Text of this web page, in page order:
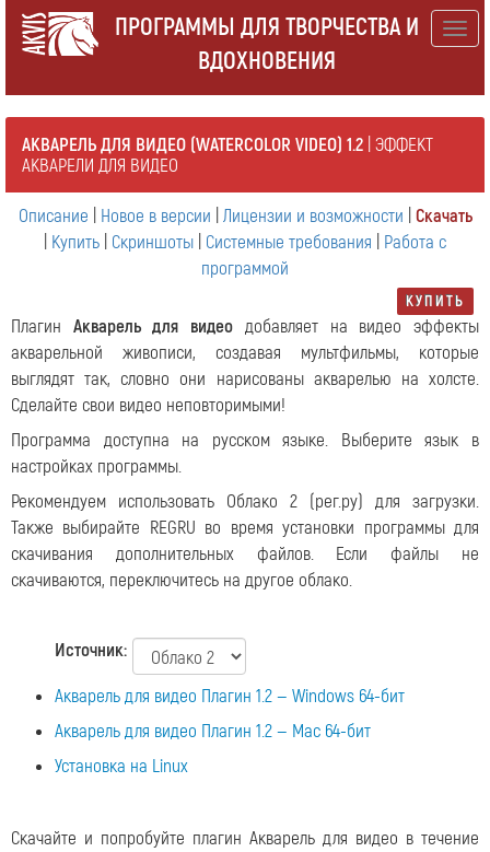
ПРОГРАММЫ ДЛЯ ТВОРЧЕСТВА И
ВДОХНОВЕНИЯ
АКВАРЕЛЬ ДЛЯ ВИДЕО (WATERCOLOR VIDEO) 1.2 | ЭФФЕКТ
АКВАРЕЛИ ДЛЯ ВИДЕО
Описание Новое в версии Лицензии и возможности Скачать
Купить Скриншоты Системные требования
Работа с
программой
КУПИТЬ
Плагин Акварель для видео добавляет на видео эффекты
акварельной живописи, создавая мультфильмы, которые
выглядят так, словно они нарисованы акварелью на холсте.
Сделайте свои видео неповторимыми!
Программа доступна на русском языке. Выберите язык в
настройках программы.
Рекомендуем использовать Облако 2 (рег.ру) для загрузки.
Также выбирайте REGRU во время установки программы для
скачивания дополнительных файлов. Если файлы не
скачиваются, переключитесь на другое облако.
Источник:
Акварель для видео Плагин 1.2 — Windows 64-бит
Акварель для видео Плагин 1.2 — Mac 64-бит
Установка на Linux
Скачайте и попробуйте плагин Акварель для видео в течение